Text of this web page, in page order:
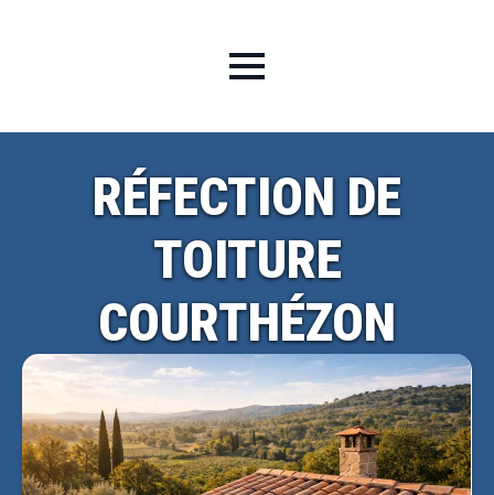
RÉFECTION DE
TOITURE
COURTHÉZON